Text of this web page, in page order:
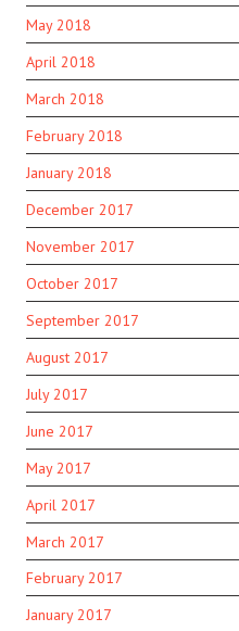
May 2018
April 2018
March 2018
February 2018
January 2018
December 2017
November 2017
October 2017
September 2017
August 2017
July 2017
June 2017
May 2017
April 2017
March 2017
February 2017
January 2017